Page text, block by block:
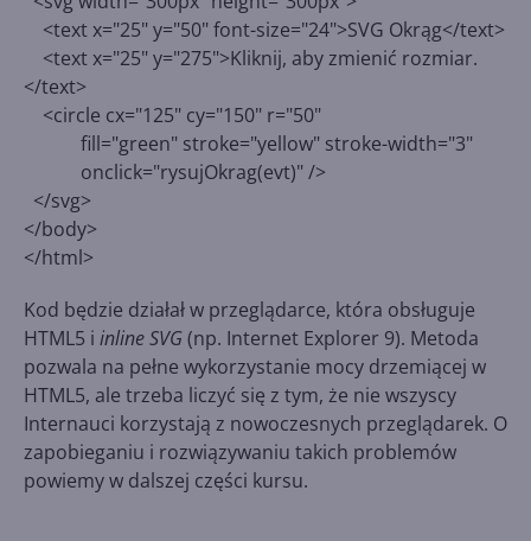
<text x="25" y="50" font-size="24">SVG Okrąg</text>
<text x="25" y="275">Kliknij, aby zmienić rozmiar.
</text>
<circle cx="125" cy="150" r="50"
fill="green" stroke="yellow" stroke-width="3"
onclick="rysujOkrag(evt)" />
</svg>
</body>
</html>
Kod będzie działał w przeglądarce, która obsługuje
HTML5 i inline SVG(np. Internet Explorer 9). Metoda
pozwala na pełne wykorzystanie mocy drzemiącej w
HTML5, ale trzeba liczyć się z tym, że nie wszyscy
Internauci korzystają z nowoczesnych przeglądarek. O
zapobieganiu i rozwiązywaniu takich problemów
powiemy w dalszej części kursu.